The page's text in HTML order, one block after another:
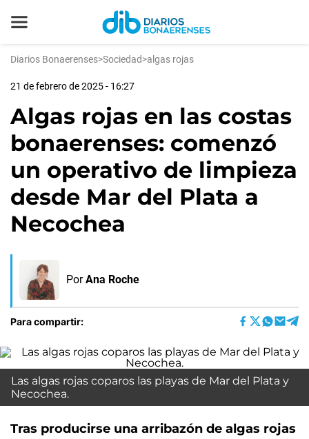
Diarios Bonaerenses>Sociedad>algas rojas
21 de febrero de 2025 - 16:27
Algas rojas en las costas
bonaerenses: comenzó
un operativo de limpieza
desde Mar del Plata a
Necochea
Por Ana Roche
Para compartir:
Las algas rojas coparos las playas de Mar del Plata y
Necochea.
Tras producirse una arribazón de algas rojas